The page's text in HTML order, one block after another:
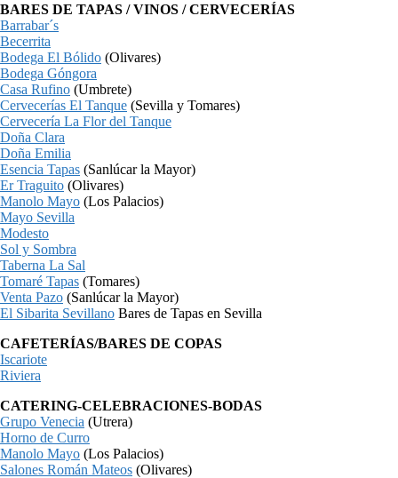
BARES DE TAPAS / VINOS / CERVECERÍAS
Barrabar´s
Becerrita
Bodega El Bólido (Olivares)
Bodega Góngora
Casa Rufino (Umbrete)
Cervecerías El Tanque (Sevilla y Tomares)
Cervecería La Flor del Tanque
Doña Clara
Doña Emilia
Esencia Tapas (Sanlúcar la Mayor)
Er Traguito (Olivares)
Manolo Mayo (Los Palacios)
Mayo Sevilla
Modesto
Sol y Sombra
Taberna La Sal
Tomaré Tapas (Tomares)
Venta Pazo (Sanlúcar la Mayor)
El Sibarita Sevillano Bares de Tapas en Sevilla
CAFETERÍAS/BARES DE COPAS
Iscariote
Riviera
CATERING-CELEBRACIONES-BODAS
Grupo Venecia (Utrera)
Horno de Curro
Manolo Mayo (Los Palacios)
Salones Román Mateos (Olivares)